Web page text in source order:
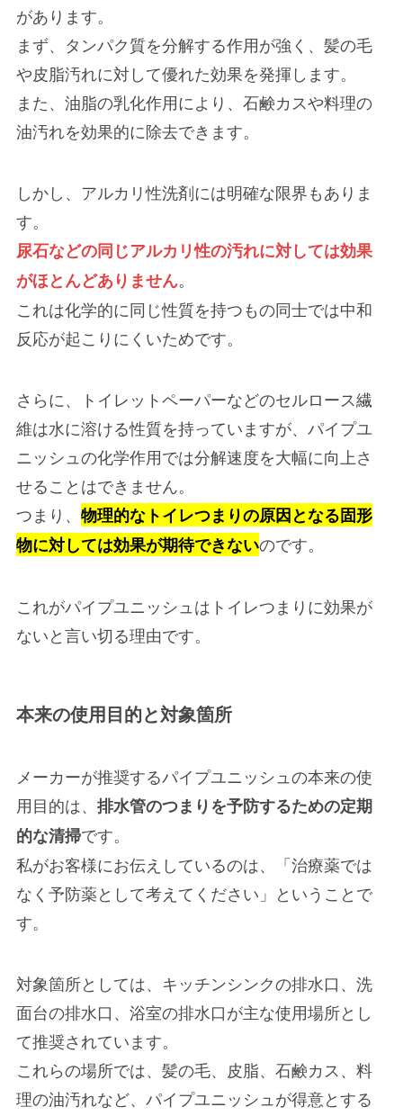
があります。
まず、タンパク質を分解する作用が強く、髪の毛
や皮脂汚れに対して優れた効果を発揮します。
また、油脂の乳化作用により、石鹸カスや料理の
油汚れを効果的に除去できます。
しかし、アルカリ性洗剤には明確な限界もありま
す。
尿石などの同じアルカリ性の汚れに対しては効果
がほとんどありません。
これは化学的に同じ性質を持つもの同士では中和
反応が起こりにくいためです。
さらに、トイレットペーパーなどのセルロース繊
維は水に溶ける性質を持っていますが、パイプユ
ニッシュの化学作用では分解速度を大幅に向上さ
せることはできません。
つまり、 物理的なトイレつまりの原因となる固形
物に対しては効果が期待できないのです。
これがパイプユニッシュはトイレつまりに効果が
ないと言い切る理由です。
本来の使用目的と対象箇所
メーカーが推奨するパイプユニッシュの本来の使
用目的は、 排水管のつまりを予防するための定期
的な清掃です。
私がお客様にお伝えしているのは、「治療薬では
なく予防薬として考えてください」ということで
す。
対象箇所としては、キッチンシンクの排水口、洗
面台の排水口、浴室の排水口が主な使用場所とし
て推奨されています。
これらの場所では、髪の毛、皮脂、石鹸カス、料
理の油汚れなど、パイプユニッシュが得意とする